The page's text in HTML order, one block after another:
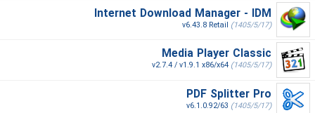
Internet Download Manager - IDM
v6.43.8 Retail (1405/5/17)
Media Player Classic
v2.7.4 / v1.9.1 x86/x64 (1405/5/17)
PDF Splitter Pro
v6.1.0.92/63 (1405/5/17)